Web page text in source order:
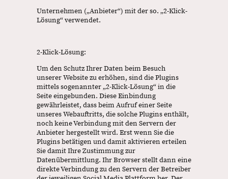
Unternehmen („Anbieter“) mit der so. „2-Klick-
Lösung“ verwendet.
2-Klick-Lösung:
Um den Schutz Ihrer Daten beim Besuch
unserer Website zu erhöhen, sind die Plugins
mittels sogenannter „2-Klick-Lösung“ in die
Seite eingebunden. Diese Einbindung
gewährleistet, dass beim Aufruf einer Seite
unseres Webauftritts, die solche Plugins enthält,
noch keine Verbindung mit den Servern der
Anbieter hergestellt wird. Erst wenn Sie die
Plugins betätigen und damit aktivieren erteilen
Sie damit Ihre Zustimmung zur
Datenübermittlung. Ihr Browser stellt dann eine
direkte Verbindung zu den Servern der Betreiber